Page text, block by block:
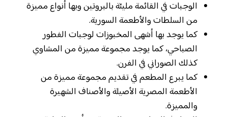
الوجبات في القائمة مليئة بالبروتين وبها أنواع مميزة
من السلطات والأطعمة السورية.
كما يوجد بها أشهى المخبوزات لوجبات الفطور
الصباحي، كما يوجد مجموعة مميزة من المشاوي
كذلك الصوراني في الفرن.
كما يبرع المطعم في تقديم مجموعة مميزة من
الأطعمة المصرية الأصيلة والأصناف الشهيرة
والمميزة.